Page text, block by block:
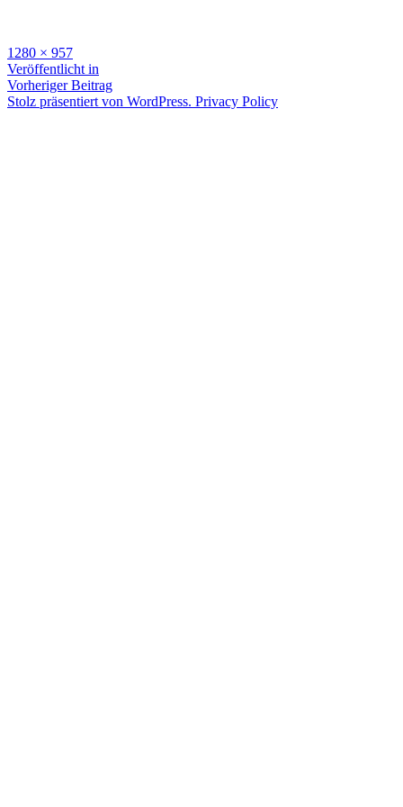
springen
Vollständige
Größe
1280 × 957
Beitragsnavigation
Veröffentlicht in
Vorheriger Beitrag
Stolz präsentiert von WordPress. Privacy Policy